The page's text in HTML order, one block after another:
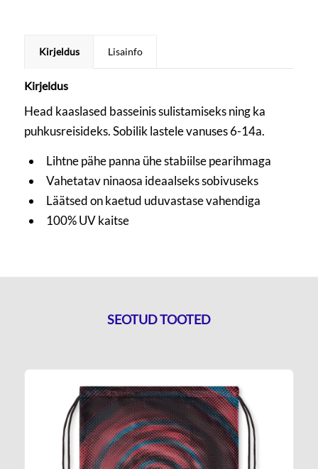
Kirjeldus Lisainfo
Kirjeldus
Head kaaslased basseinis sulistamiseks ning ka
puhkusreisideks. Sobilik lastele vanuses 6-14a.
Lihtne pähe panna ühe stabiilse pearihmaga
Vahetatav ninaosa ideaalseks sobivuseks
Läätsed on kaetud uduvastase vahendiga
100% UV kaitse
SEOTUD TOOTED